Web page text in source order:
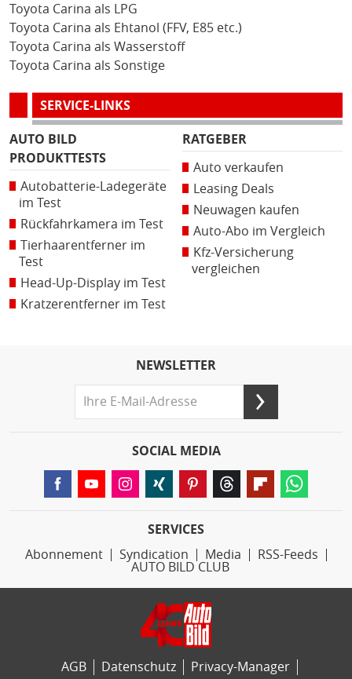
Toyota Carina als LPG
Toyota Carina als Ehtanol (FFV, E85 etc.)
Toyota Carina als Wasserstoff
Toyota Carina als Sonstige
SERVICE-LINKS
AUTO BILD
PRODUKTTESTS
Autobatterie-Ladegeräte
im Test
Rückfahrkamera im Test
Tierhaarentferner im
Test
Head-Up-Display im Test
Kratzerentferner im Test
RATGEBER
Auto verkaufen
Leasing Deals
Neuwagen kaufen
Auto-Abo im Vergleich
Kfz-Versicherung
vergleichen
NEWSLETTER
SOCIAL MEDIA
SERVICES
Abonnement
Syndication Media
RSS-Feeds
AUTO BILD CLUB
AGB Datenschutz Privacy-Manager